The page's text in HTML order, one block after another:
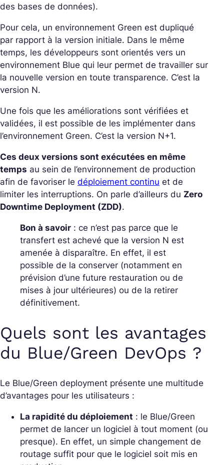
des bases de données).
Pour cela, un environnement Green est dupliqué
par rapport à la version initiale. Dans le même
temps, les développeurs sont orientés vers un
environnement Blue qui leur permet de travailler sur
la nouvelle version en toute transparence. C’est la
version N.
Une fois que les améliorations sont vérifiées et
validées, il est possible de les implémenter dans
l’environnement Green. C’est la version N+1.
Ces deux versions sont exécutées en même
temps au sein de l’environnement de production
afin de favoriser le déploiement continu et de
limiter les interruptions. On parle d’ailleurs du Zero
Downtime Deployment (ZDD).
Bon à savoir : ce n’est pas parce que le
transfert est achevé que la version N est
amenée à disparaître. En effet, il est
possible de la conserver (notamment en
prévision d’une future restauration ou de
mises à jour ultérieures) ou de la retirer
définitivement.
Quels sont les avantages
du Blue/Green DevOps ?
Le Blue/Green deployment présente une multitude
d’avantages pour les utilisateurs :
La rapidité du déploiement : le Blue/Green
permet de lancer un logiciel à tout moment (ou
presque). En effet, un simple changement de
routage suffit pour que le logiciel soit mis en